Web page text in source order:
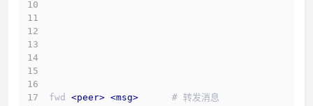
fwd <peer> <msg>
      # 转发消息